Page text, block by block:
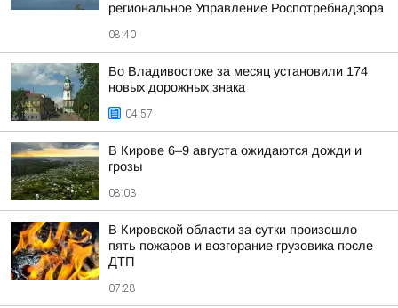
региональное Управление Роспотребнадзора
08:40
Во Владивостоке за месяц установили 174
новых дорожных знака
04:57
В Кирове 6–9 августа ожидаются дожди и
грозы
08:03
В Кировской области за сутки произошло
пять пожаров и возгорание грузовика после
ДТП
07:28